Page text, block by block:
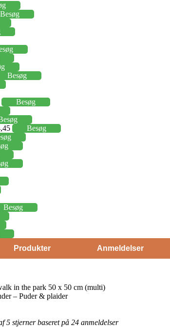
Besøg
Besøg
Besøg
Besøg
Besøg
Produkter Anmeldelser
in the park 50 x 50 cm (multi)
– Puder & plaider
5 stjerner baseret på 24 anmeldelser